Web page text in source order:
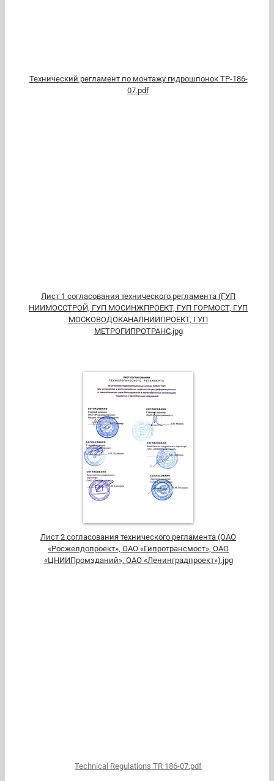
Технический регламент по монтажу гидрошпонок ТР-186-
07.pdf
Лист 1 согласования технического регламента (ГУП
НИИМОССТРОЙ, ГУП МОСИНЖПРОЕКТ, ГУП ГОРМОСТ, ГУП
МОСКОВОДОКАНАЛНИИПРОЕКТ, ГУП
МЕТРОГИПРОТРАНС.jpg
Лист 2 согласования технического регламента (ОАО
«Росжелдопроект», ОАО «Гипротрансмост», ОАО
«ЦНИИПромзданий», ОАО «Ленинградпроект»).jpg
Technical Regulations TR 186-07.pdf